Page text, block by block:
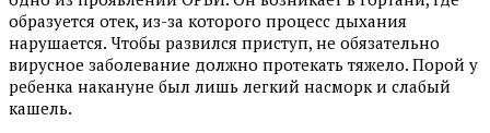
образуется отек, из-за которого процесс дыхания
нарушается. Чтобы развился приступ, не обязательно
вирусное заболевание должно протекать тяжело. Порой у
ребенка накануне был лишь легкий насморк и слабый
кашель.